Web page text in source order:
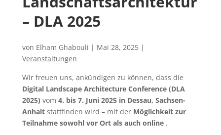
– DLA 2025
von Elham Ghabouli | Mai 28, 2025|
Veranstaltungen
Wir freuen uns, ankündigen zu können, dass die
Digital Landscape Architecture Conference (DLA
2025) vom 4. bis 7. Juni 2025 in Dessau, Sachsen-
Anhaltstattfinden wird – mit der Möglichkeit zur
Teilnahme sowohl vor Ort als auch online.